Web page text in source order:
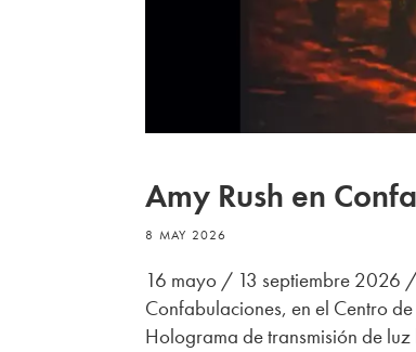
Amy Rush en
8 MAY 2026
16 mayo / 13 septiembre 2026 /
Confabulaciones, en el Centro
Holograma de transmisión de